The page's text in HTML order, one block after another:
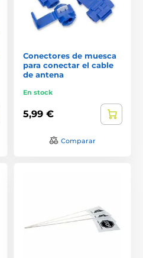
Conectores de muesca
para conectar el cable
de antena
En stock
5,99 €
Comparar